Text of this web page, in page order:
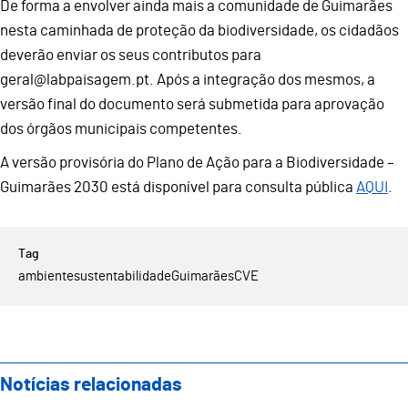
De forma a envolver ainda mais a comunidade de Guimarães
nesta caminhada de proteção da biodiversidade, os cidadãos
deverão enviar os seus contributos para
geral@labpaisagem.pt. Após a integração dos mesmos, a
versão final do documento será submetida para aprovação
dos órgãos municipais competentes.
A versão provisória do Plano de Ação para a Biodiversidade –
Guimarães 2030 está disponível para consulta pública AQUI
ambientesustentabilidadeGuimarãesCVE
Notícias relacionadas